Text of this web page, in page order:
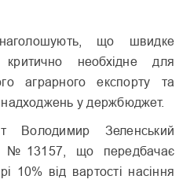
що швидке
необхідне для
аграрного експорту та
у держбюджет.
Володимир Зеленський
№13157, що передбачає
10% від вартості насіння